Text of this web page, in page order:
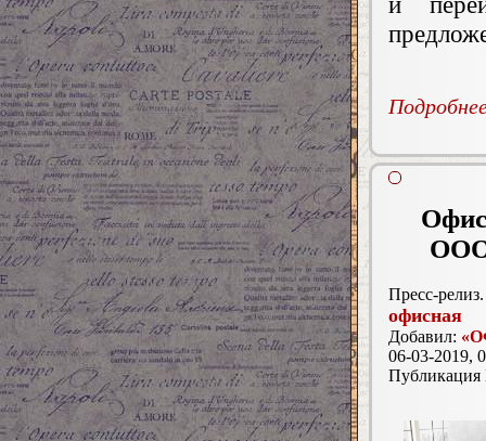
Пресс-релиз.
офисная
Добавил:
06-03-2019,